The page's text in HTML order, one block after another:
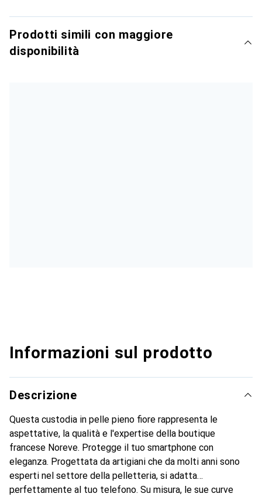
Prodotti simili con maggiore
disponibilità
Informazioni sul prodotto
Descrizione
Questa custodia in pelle pieno fiore rappresenta le
aspettative, la qualità e l'expertise della boutique
francese Noreve. Protegge il tuo smartphone con
eleganza. Progettata da artigiani che da molti anni sono
esperti nel settore della pelletteria, si adatta
perfettamente al tuo telefono. Su misura, le sue curve